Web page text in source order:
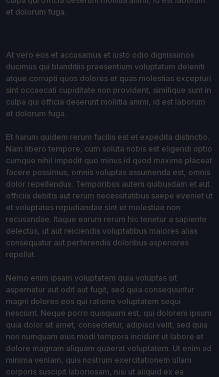
et dolorum fuga.
At vero eos et accusamus et iusto odio dignissimos
ducimus qui blanditiis praesentium voluptatum deleniti
atque corrupti quos dolores et quas molestias excepturi
sint occaecati cupiditate non provident, similique sunt in
culpa qui officia deserunt mollitia animi, id est laborum
et dolorum fuga.
Et harum quidem rerum facilis est et expedita distinctio.
Nam libero tempore, cum soluta nobis est eligendi optio
cumque nihil impedit quo minus id quod maxime placeat
facere possimus, omnis voluptas assumenda est, omnis
dolor repellendus. Temporibus autem quibusdam et aut
officiis debitis aut rerum necessitatibus saepe eveniet ut
et voluptates repudiandae sint et molestiae non
recusandae. Itaque earum rerum hic tenetur a sapiente
delectus, ut aut reiciendis voluptatibus maiores alias
consequatur aut perferendis doloribus asperiores
repellat.
Nemo enim ipsam voluptatem quia voluptas sit
aspernatur aut odit aut fugit, sed quia consequuntur
magni dolores eos qui ratione voluptatem sequi
nesciunt. Neque porro quisquam est, qui dolorem ipsum
quia dolor sit amet, consectetur, adipisci velit, sed quia
non numquam eius modi tempora incidunt ut labore et
dolore magnam aliquam quaerat voluptatem. Ut enim ad
minima veniam, quis nostrum exercitationem ullam
corporis suscipit laboriosam, nisi ut aliquid ex ea